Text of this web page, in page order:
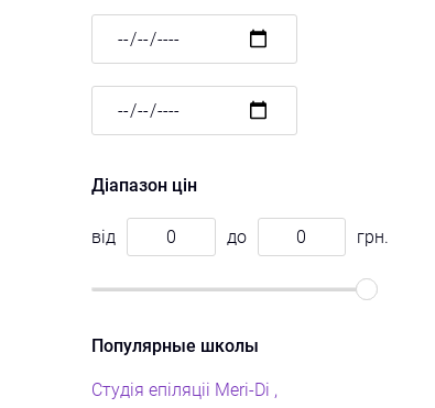
Діапазон цін
від до грн.
Популярные школы
Студія епіляціі Meri-Di